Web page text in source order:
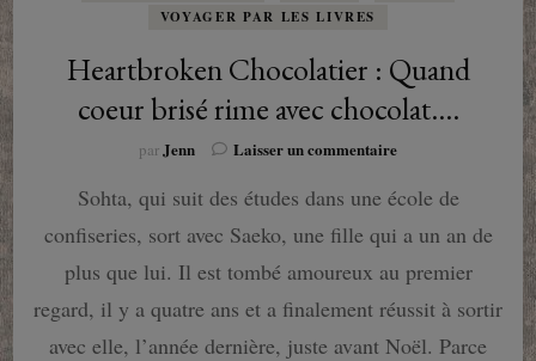
VOYAGER PAR LES LIVRES
Heartbroken Chocolatier : Quand
coeur brisé rime avec chocolat….
par Jenn Laisser un commentairesur
Chocolatier
Quand
coeur
brisé
rime
avec
Sohta, qui suit des études dans une école de
confiseries, sort avec Saeko, une fille qui a un an de
plus que lui. Il est tombé amoureux au premier
regard, il y a quatre ans et a finalement réussit à sortir
avec elle, l’année dernière, juste avant Noël. Parce